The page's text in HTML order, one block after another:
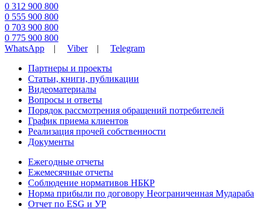
0 312 900 800
0 555 900 800
0 703 900 800
0 775 900 800
WhatsApp | Viber| Telegram
Партнеры и проекты
Статьи, книги, публикации
Видеоматериалы
Вопросы и ответы
Порядок рассмотрения обращений потребителей
График приема клиентов
Реализация прочей собственности
Документы
Ежегодные отчеты
Ежемесячные отчеты
Соблюдение нормативов НБКР
Норма прибыли по договору Неограниченная Мудараба
Отчет по ESG и УР